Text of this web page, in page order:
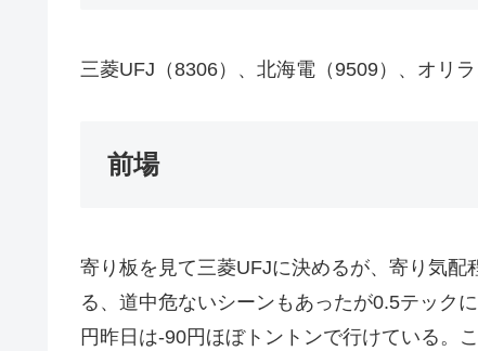
三菱UFJ（8306）、北海電（9509）、オリ
前場
寄り板を見て三菱UFJに決めるが、寄り気
る、道中危ないシーンもあったが0.5テック
円昨日は-90円ほぼトントンで行けている。